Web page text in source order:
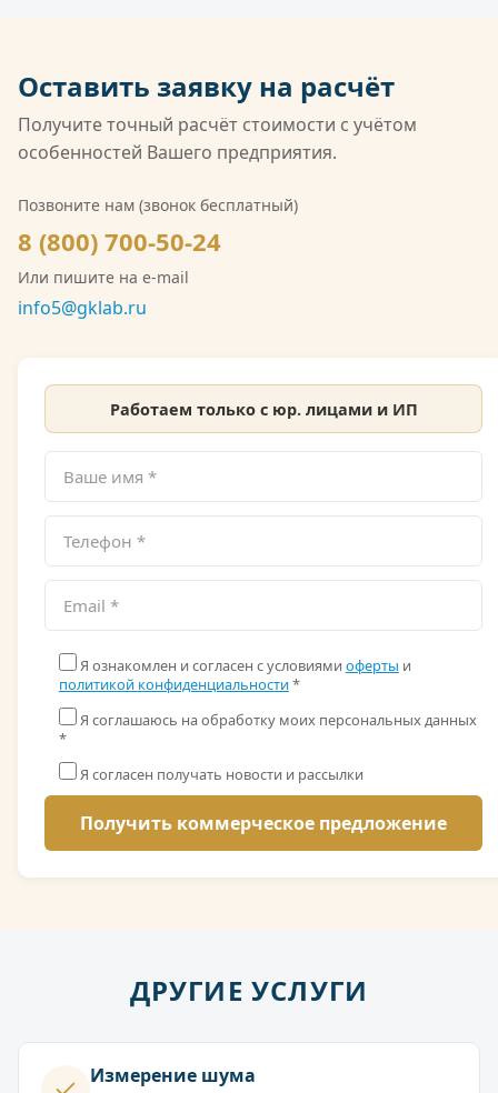
того, компания имеет лицензию Росгидромета
(Л039-00117-77/02547257) на деятельность в
области гидрометеорологии, включающую
водных объектов и почв. Также имеется допуск
СРО на выполнение инженерно-экологических
изысканий. Со скан-копией лицензии
Росгидромета можно ознакомиться на сайте.
Оставить заявку на расчёт
Получите точный расчёт стоимости с учётом
особенностей Вашего предприятия.
Позвоните нам (звонок бесплатный)
8 (800) 700-50-24
Или пишите на e-mail
info5@gklab.ru
Работаем только с юр. лицами и ИП
Я ознакомлен и согласен с условиями оферты и
политикой конфиденциальности*
Я соглашаюсь на обработку моих персональных данных
*
Я согласен получать новости и рассылки
ДРУГИЕ УСЛУГИ
Измерение шума